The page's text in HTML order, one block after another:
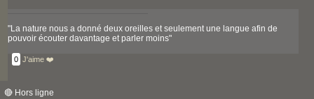
"La nature nous a donné deux oreilles et seulement une langue afin de
pouvoir écouter davantage et parler moins"
0 J'aime ❤️
🔴 Hors ligne